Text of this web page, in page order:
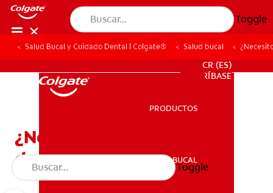
Toggle
SALUD BUCAL
CR (ES)
SUSCRÍBASE
PRODUCTOS
SALUD BUCAL
Toggle
Salud Bucal y Cuidado Dental | Colgate® Salud bucal
¿Necesito una guarda
dental nocturna?